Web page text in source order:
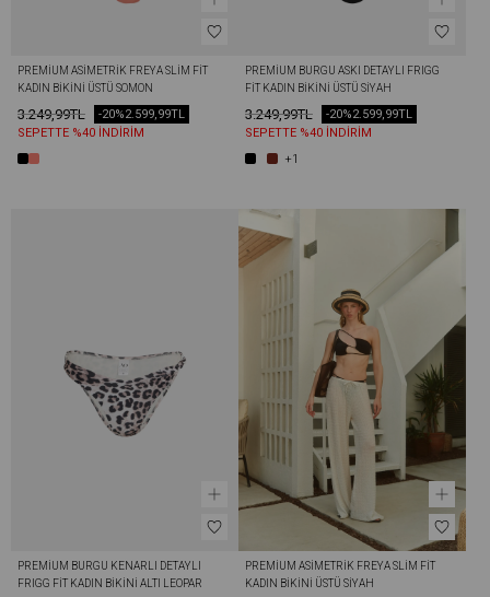
PREMIUM ASIMETRIK FREYA SLIM FIT
KADIN BIKINI ÜSTÜ SOMON
3.249,99TL 2.599,99TL
-20%
SEPETTE %40 İNDİRİM
PREMIUM BURGU ASKI DETAYLI FRIGG
FIT KADIN BIKINI ÜSTÜ SIYAH
3.249,99TL 2.599,99TL
-20%
SEPETTE %40 İNDİRİM
+1
PREMIUM BURGU KENARLI DETAYLI
FRIGG FIT KADIN BIKINI ALTI LEOPAR
PREMIUM ASIMETRIK FREYA SLIM FIT
KADIN BIKINI ÜSTÜ SIYAH